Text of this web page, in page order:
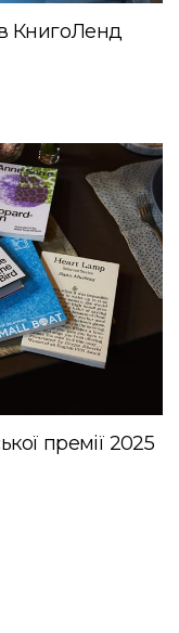
КнигоЛенд
премії 2025